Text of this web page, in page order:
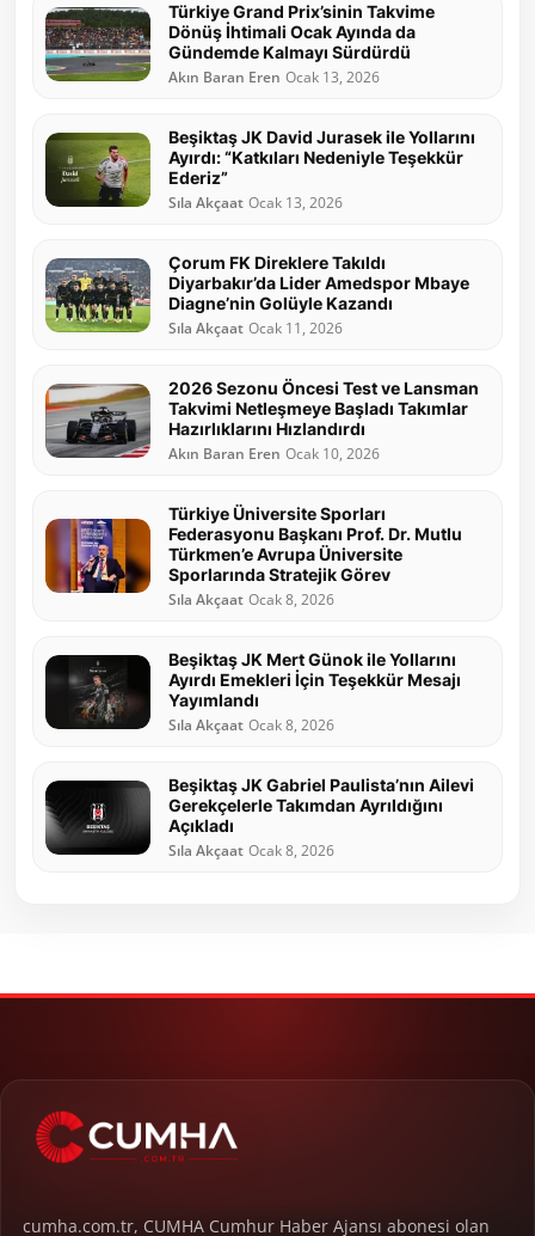
Türkiye Grand Prix’sinin Takvime
Dönüş İhtimali Ocak Ayında da
Gündemde Kalmayı Sürdürdü
Akın Baran Eren Ocak 13, 2026
Beşiktaş JK David Jurasek ile Yollarını
Ayırdı: “Katkıları Nedeniyle Teşekkür
Ederiz”
Sıla Akçaat Ocak 13, 2026
Çorum FK Direklere Takıldı
Diyarbakır’da Lider Amedspor Mbaye
Diagne’nin Golüyle Kazandı
Sıla Akçaat Ocak 11, 2026
2026 Sezonu Öncesi Test ve Lansman
Takvimi Netleşmeye Başladı Takımlar
Hazırlıklarını Hızlandırdı
Akın Baran Eren Ocak 10, 2026
Türkiye Üniversite Sporları
Federasyonu Başkanı Prof. Dr. Mutlu
Türkmen’e Avrupa Üniversite
Sporlarında Stratejik Görev
Sıla Akçaat Ocak 8, 2026
Beşiktaş JK Mert Günok ile Yollarını
Ayırdı Emekleri İçin Teşekkür Mesajı
Yayımlandı
Sıla Akçaat Ocak 8, 2026
Beşiktaş JK Gabriel Paulista’nın Ailevi
Gerekçelerle Takımdan Ayrıldığını
Açıkladı
Sıla Akçaat Ocak 8, 2026
cumha.com.tr, CUMHA Cumhur Haber Ajansı abonesi olan